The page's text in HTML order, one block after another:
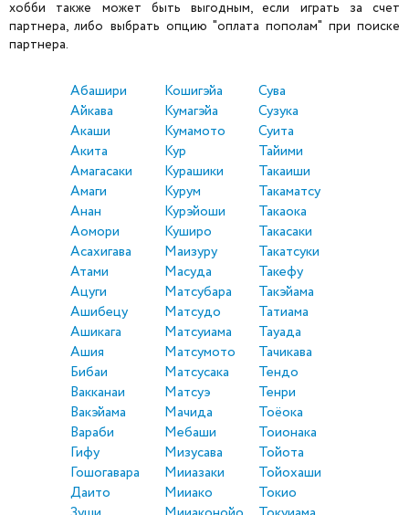
хобби также может быть выгодным, если играть за счет
партнера, либо выбрать опцию "оплата пополам" при поиске
партнера.
Абашири
Айкава
Акаши
Акита
Амагасаки
Амаги
Анан
Аомори
Асахигава
Атами
Ацуги
Ашибецу
Ашикага
Ашия
Бибаи
Вакканаи
Вакэйама
Вараби
Гифу
Гошогавара
Даито
Кошигэйа
Кумагэйа
Кумамото
Кур
Курашики
Курум
Курэйоши
Куширо
Маизуру
Масуда
Матсубара
Матсудо
Матсуиама
Матсумото
Матсусака
Матсуэ
Мачида
Мебаши
Мизусава
Мииазаки
Мииако
Сува
Сузука
Суита
Тайими
Такаиши
Такаматсу
Такаока
Такасаки
Такатсуки
Такефу
Такэйама
Татиама
Тауада
Тачикава
Тендо
Тенри
Тоёока
Тоионака
Тойота
Тойохаши
Токио